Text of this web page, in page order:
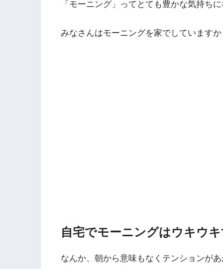
「モーニング」ってとても豊かな気持ち
みなさんはモーニングを家でしています
自宅でモーニングはウキウ
なんか、朝から意味もなくテンションが